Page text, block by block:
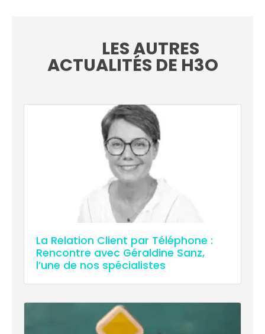
La Relation Client par Téléphone :
Rencontre avec Géraldine Sanz,
l’une de nos spécialistes